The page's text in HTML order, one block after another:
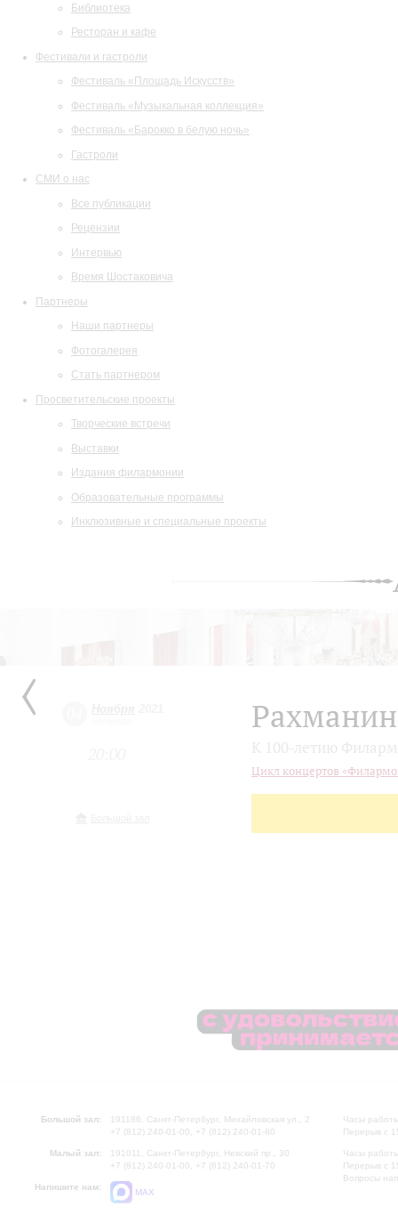
Библиотека
Ресторан и кафе
Фестивали и гастроли
Фестиваль «Площадь Искусств»
Фестиваль «Музыкальная коллекция»
Фестиваль «Барокко в белую ночь»
Гастроли
СМИ о нас
Все публикации
Рецензии
Интервью
Время Шостаковича
Партнеры
Наши партнеры
Фотогалерея
Стать партнером
Просветительские проекты
Творческие встречи
Выставки
Издания филармонии
Образовательные программы
Инклюзивные и специальные проекты
Цикл концертов
Большой зал:
191186, Санкт-Петербург, Михайловская ул., 2
+7 (812) 240-01-00, +7 (812) 240-01-80
Малый зал:
191011, Санкт-Петербург, Невский пр., 30
+7 (812) 240-01-00, +7 (812) 240-01-70
Напишите нам:
MAX
Часы
Перерыв с
Часы
Перерыв с
Вопросы